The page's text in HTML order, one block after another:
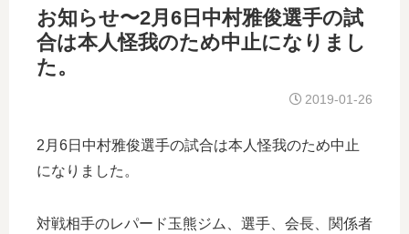
お知らせ〜2月6日中村雅俊選手の試
合は本人怪我のため中止になりまし
た。
2019-01-26
2月6日中村雅俊選手の試合は本人怪我のため中止
になりました。
対戦相手のレパード玉熊ジム、選手、会長、関係者